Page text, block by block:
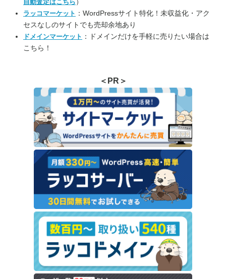
自動査定はこちら ）
ラッコマーケット ：WordPressサイト特化！未収益化・アク
セスなしのサイトでも売却余地あり
ドメインマーケット ：ドメインだけを手軽に売りたい場合は
こちら！
＜PR＞